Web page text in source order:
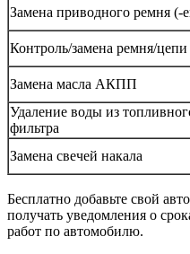
Замена приводного ремня (-
Контроль/замена ремня/
Замена масла АКПП
Удаление воды из
фильтра
Замена свечей накала
Бесплатно добавьте свой
получать уведомления о
работ по автомобилю.